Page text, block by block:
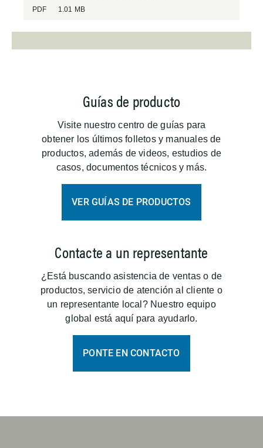
PDF 1.01 MB
Guías de producto
Visite nuestro centro de guías para
obtener los últimos folletos y manuales de
productos, además de videos, estudios de
casos, documentos técnicos y más.
VER GUÍAS DE PRODUCTOS
Contacte a un representante
¿Está buscando asistencia de ventas o de
productos, servicio de atención al cliente o
un representante local? Nuestro equipo
global está aquí para ayudarlo.
PONTE EN CONTACTO